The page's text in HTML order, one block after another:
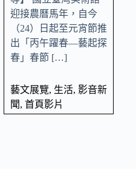
迎接農曆馬年，自今
（24）日起至元宵節推
出「丙午躍春—藝起探
春」春節 […]
藝文展覽, 生活, 影音新
聞, 首頁影片